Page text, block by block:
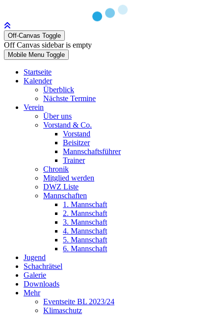
Off-Canvas Toggle
Off Canvas sidebar is empty
Mobile Menu Toggle
Startseite
Kalender
Überblick
Nächste Termine
Verein
Über uns
Vorstand & Co.
Vorstand
Beisitzer
Mannschaftsführer
Trainer
Chronik
Mitglied werden
DWZ Liste
Mannschaften
1. Mannschaft
2. Mannschaft
3. Mannschaft
4. Mannschaft
5. Mannschaft
6. Mannschaft
Jugend
Schachrätsel
Galerie
Downloads
Mehr
Eventseite BL 2023/24
Klimaschutz